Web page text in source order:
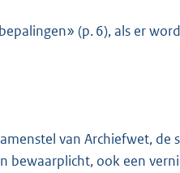
(p. 6), als er
van Archiefwet, de
bewaarplicht, ook een